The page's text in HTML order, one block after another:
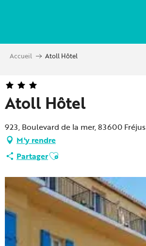
principal
Accueil Atoll Hôtel
Atoll Hôtel
923, Boulevard de la mer, 83600 Fréjus
M'y rendre
PartagerAjouter aux favoris